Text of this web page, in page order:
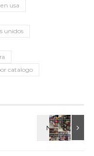
usa
unidos
catalogo